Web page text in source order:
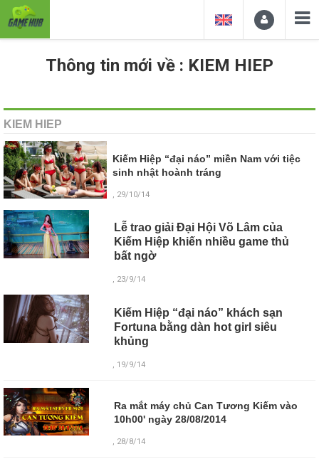
Thông tin mới về : KIEM HIEP
KIEM HIEP
Kiếm Hiệp “đại náo” miền Nam với tiệc
sinh nhật hoành tráng
, 29/10/14
Lễ trao giải Đại Hội Võ Lâm của
Kiếm Hiệp khiến nhiều game thủ
bất ngờ
, 23/9/14
Kiếm Hiệp “đại náo” khách sạn
Fortuna bằng dàn hot girl siêu
khủng
, 19/9/14
Ra mắt máy chủ Can Tương Kiếm vào
10h00' ngày 28/08/2014
, 28/8/14